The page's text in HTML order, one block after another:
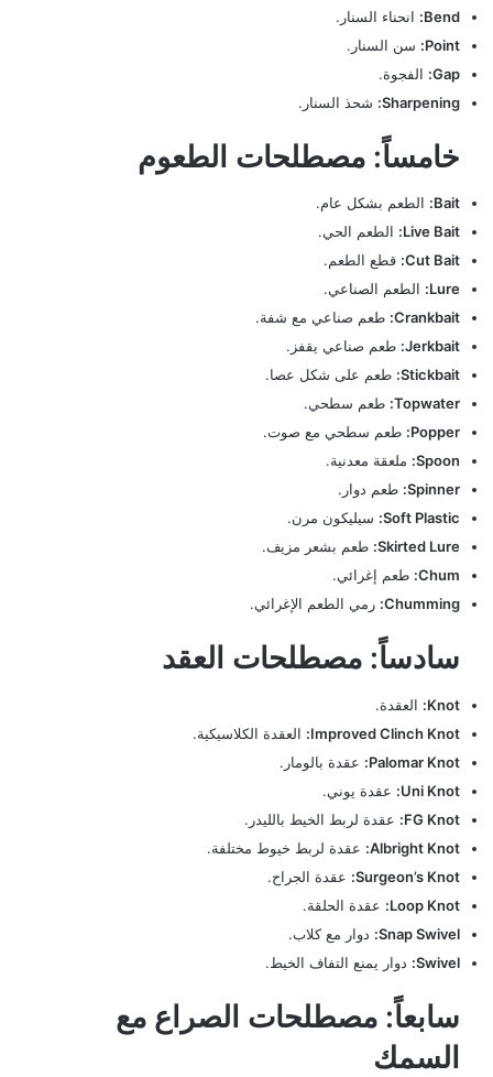
Bend:
انحناء السنار.
Point:
سن السنار.
Gap: الفجوة.
Sharpening: شحذ السنار.
خامساً: مصطلحات الطعوم
Bait:
الطعم بشكل عام.
Live Bait:
الطعم الحي.
Cut Bait: قطع الطعم.
Lure:
الطعم الصناعي.
Crankbait: طعم صناعي مع شفة.
Jerkbait: طعم صناعي يقفز.
Stickbait: طعم على شكل عصا.
Topwater: طعم سطحي.
Popper: طعم سطحي مع صوت.
Spoon: ملعقة معدنية.
Spinner: طعم دوار.
Soft Plastic: سيليكون مرن.
Skirted Lure: طعم بشعر مزيف.
Chum: طعم إغرائي.
Chumming: رمي الطعم الإغرائي.
سادساً: مصطلحات العقد
Knot:
العقدة.
Improved Clinch Knot:
العقدة الكلاسيكية.
Palomar Knot:
عقدة بالومار.
Uni Knot:
عقدة يوني.
FG Knot:
عقدة لربط الخيط بالليدر.
Albright Knot: عقدة لربط خيوط مختلفة.
Surgeon’s Knot: عقدة الجراح.
Loop Knot:
عقدة الحلقة.
Snap Swivel: دوار مع كلاب.
Swivel: دوار يمنع التفاف الخيط.
سابعاً: مصطلحات الصراع مع
السمك